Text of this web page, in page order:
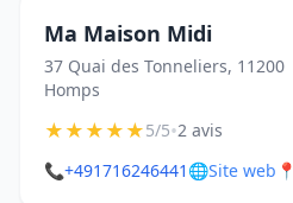
Ma Maison Midi
37 Quai des Tonneliers, 11200
Homps
★★★★★5/5•2 avis
📞+491716246441 🌐Site web 📍